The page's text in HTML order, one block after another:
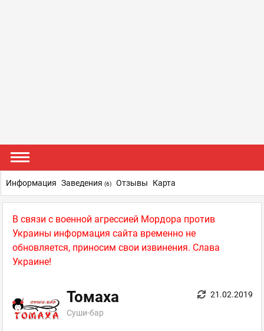
В связи с военной агрессией Мордора против
Украины информация сайта временно не
обновляется, приносим свои извинения. Слава
Украине!
Томаха
Суши-бар
21.02.2019
Информация Заведения (6) Отзывы Карта